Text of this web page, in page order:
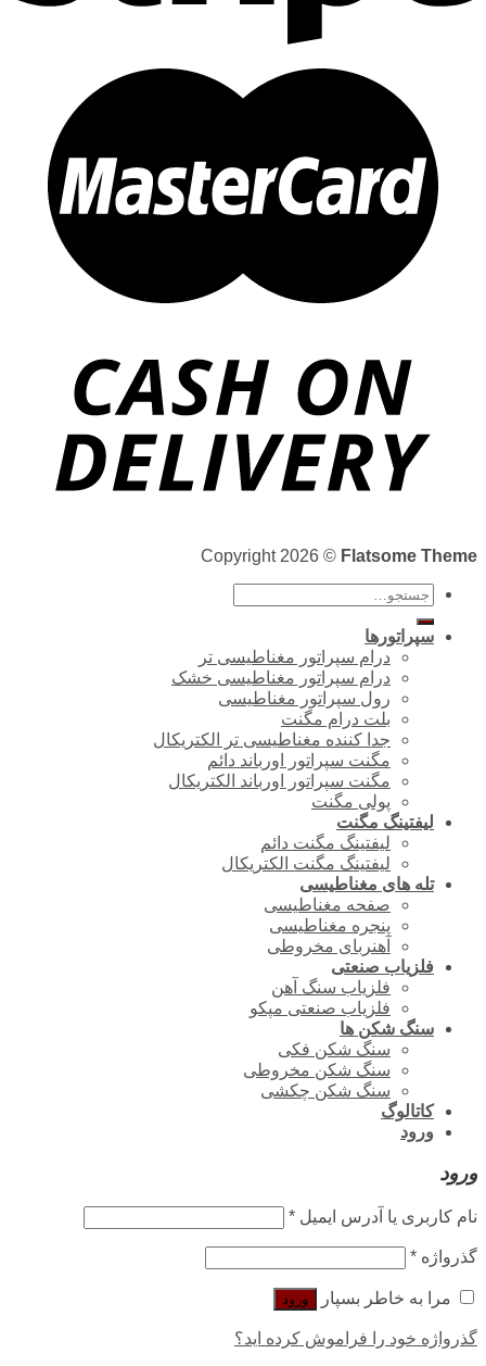
Copyright 2026 © Flatsome Theme
جستجو
سپراتورها
درام سپراتور مغناطیسی تر
درام سپراتور مغناطیسی خشک
رول سپراتور مغناطیسی
بلت درام مگنت
جدا کننده مغناطیسی تر الکتریکال
مگنت سپراتور اورباند دائم
مگنت سپراتور اورباند الکتریکال
پولی مگنت
لیفتینگ مگنت
لیفتینگ مگنت دائم
لیفتینگ مگنت الکتریکال
تله های مغناطیسی
صفحه مغناطیسی
پنجره مغناطیسی
آهنربای مخروطی
فلزیاب صنعتی
فلزیاب سنگ آهن
فلزیاب صنعتی مپکو
سنگ شکن ها
سنگ شکن فکی
سنگ شکن مخروطی
سنگ شکن چکشی
کاتالوگ
ورود
ورود
نام کاربری یا آدرس ایمیل *
گذرواژه *
مرا به خاطر بسپار ورود
گذرواژه خود را فراموش کرده اید؟